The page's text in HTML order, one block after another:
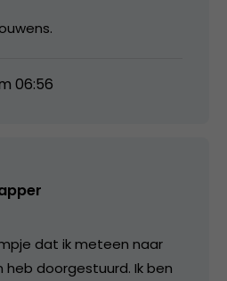
06:56
dat ik meteen naar
doorgestuurd. Ik ben